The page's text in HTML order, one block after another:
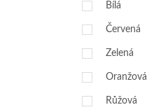
Bílá
Červená
Zelená
Oranžová
Růžová